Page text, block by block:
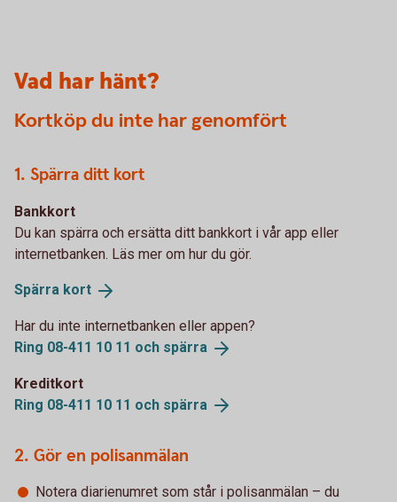
Vad har hänt?
Kortköp du inte har genomfört
1. Spärra ditt kort
Bankkort
Du kan spärra och ersätta ditt bankkort i vår app eller
internetbanken. Läs mer om hur du gör.
Spärra kort
Har du inte internetbanken eller appen?
Ring 08-411 10 11 och spärra
Kreditkort
Ring 08-411 10 11 och spärra
2. Gör en polisanmälan
Notera diarienumret som står i polisanmälan – du